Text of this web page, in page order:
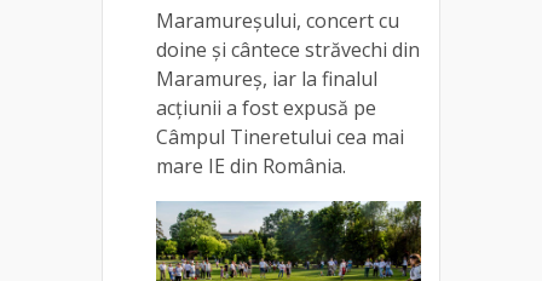
Maramureșului, concert cu
doine și cântece străvechi din
Maramureș, iar la finalul
acțiunii a fost expusă pe
Câmpul Tineretului cea mai
mare IE din România.